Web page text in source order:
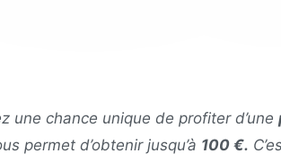
une chance unique de profiter d’une
permet d’obtenir jusqu’à 100 €.